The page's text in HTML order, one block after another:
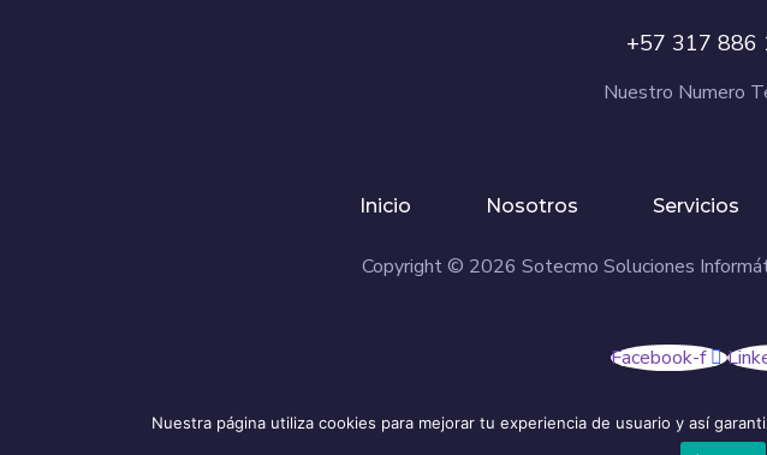
+57 317 886
Nuestro Numero
Inicio Nosotros Servicios
Copyright © 2026 Sotecmo Soluciones
Facebook-f
Nuestra página utiliza cookies para mejorar tu experiencia de usuario y así